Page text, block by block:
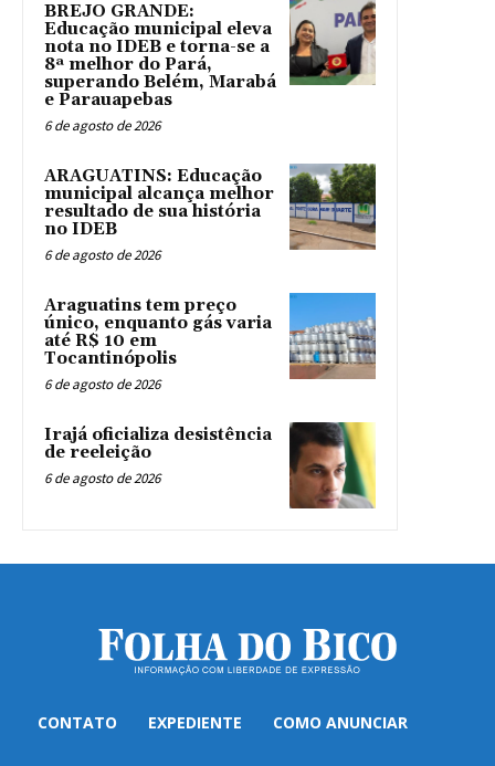
BREJO GRANDE:
Educação municipal eleva
nota no IDEB e torna-se a
8ª melhor do Pará,
superando Belém, Marabá
e Parauapebas
6 de agosto de 2026
ARAGUATINS: Educação
municipal alcança melhor
resultado de sua história
no IDEB
6 de agosto de 2026
Araguatins tem preço
único, enquanto gás varia
até R$ 10 em
Tocantinópolis
6 de agosto de 2026
Irajá oficializa desistência
de reeleição
6 de agosto de 2026
CONTATO EXPEDIENTE COMO ANUNCIAR